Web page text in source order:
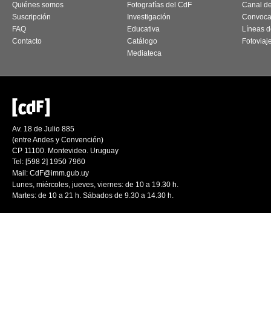
Quiénes somos
Suscripción
FAQ
Contacto
Fotografías del CdF
Investigación
Educativa
Catálogo
Mediateca
Canal
Líneas
Av. 18 de Julio 885
(entre Andes y Convención)
CP 11100. Montevideo. Uruguay
Tel: [598 2] 1950 7960
Mail: CdF@imm.gub.uy
Lunes, miércoles, jueves, viernes: de 10 a 19.30 h.
Martes: de 10 a 21 h. Sábados de 9.30 a 14.30 h.